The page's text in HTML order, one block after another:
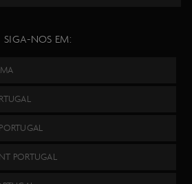
SIGA-NOS EM:
PORTUGAL